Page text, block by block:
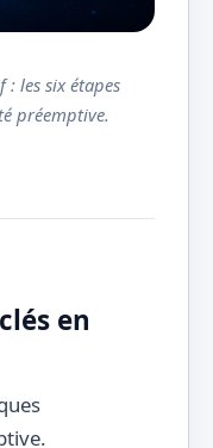
les six étapes
préemptive.
en